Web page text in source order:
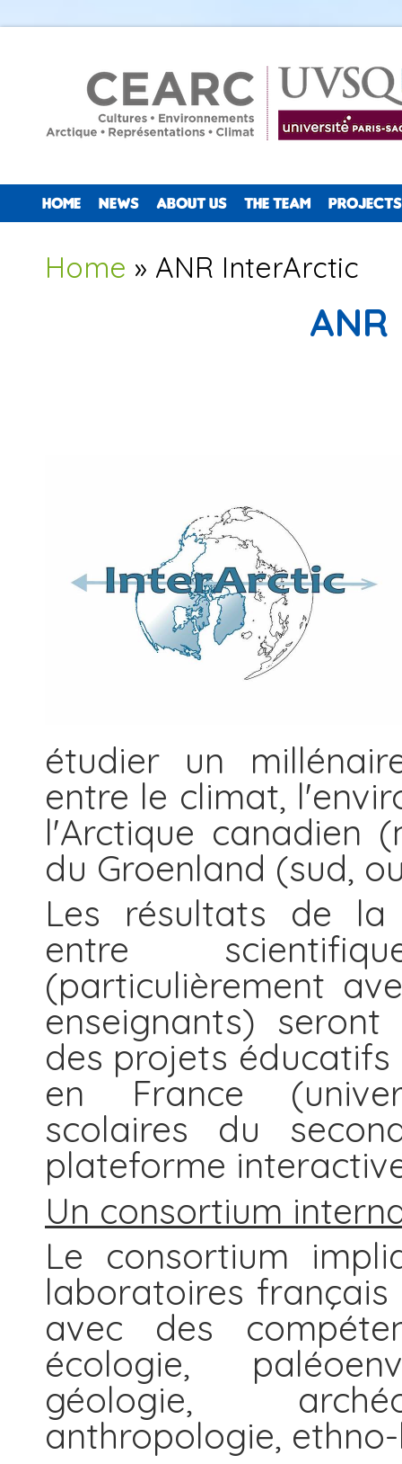
HOME NEWS ABOUT US THE TEAM PROJECTS
You are here
Home » ANR InterArctic
étudier un
entre le climat,
l'Arctique canadien
du Groenland (sud,
Les résultats de la
entre
(particulièrement
enseignants)
des projets éducatifs
en France
scolaires du
plateforme
Un consortium
Le consortium
laboratoires
avec des
écologie,
géologie,
anthropologie,